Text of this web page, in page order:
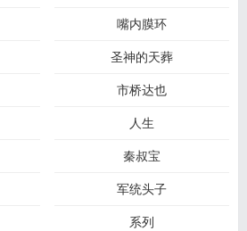
嘴内膜环
圣神的天葬
市桥达也
人生
秦叔宝
军统头子
系列